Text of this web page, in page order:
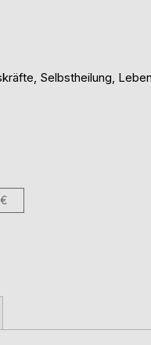
Selbstheilung,